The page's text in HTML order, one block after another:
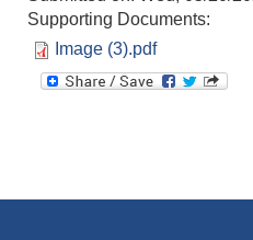
Supporting Documents:
Image (3).pdf